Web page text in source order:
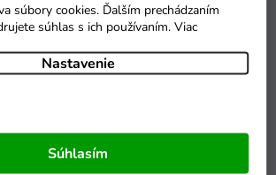
súbory cookies. Ďalším prechádzaním
súhlas s ich používaním. Viac
Nastavenie
Súhlasím